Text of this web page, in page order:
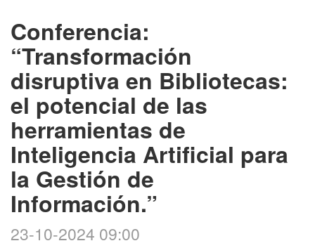
Conferencia:
“Transformación
disruptiva en Bibliotecas:
el potencial de las
herramientas de
Inteligencia Artificial para
la Gestión de
Información.”
23-10-2024 09:00